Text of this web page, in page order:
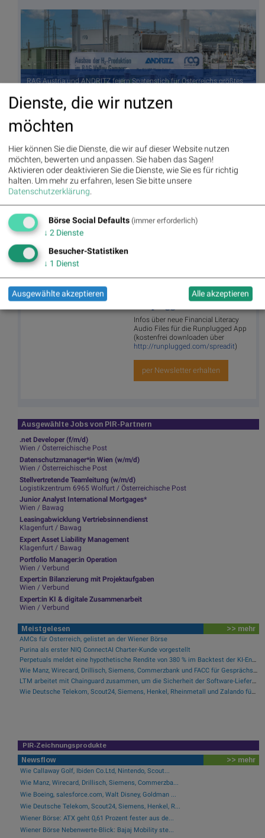
RAG Austria und ANDRITZ feiern Spatenstich für Österreichs größtes
Pelkonen (EVP, Green Hydrogen ANDRITZ AG), Dietmar Heinisser
(Executive Board Member, Environment and Energy ANDRITZ AG),
Joachim Schönbeck (CEO ANDRITZ AG), Markus Mitteregger (CEO
RAG Austria AG), Robert Dick (CFO RAG Austria AG), Stephan Bauer
(Green Gas Technologies RAG Austria AG) Copyright: Karin Lohberger
Photography, (© Aussender)
Autor
Christine
Petzwinkler
Börse Social Network/Magazine
Die Useletter "Morning Xpresso" und
von den gängigen Newslettern ab.
Infos über neue Financial Literacy
Audio Files für die Runplugged App
(kostenfrei downloaden über
http://runplugged.com/spreadit)
per Newsletter erhalten
Ausgewählte Jobs von PIR-Partnern
.net Developer (f/m/d)
Wien / Österreichische Post
Datenschutzmanager*in Wien (w/m/d)
Wien / Österreichische Post
Stellvertretende Teamleitung (w/m/d)
Logistikzentrum 6965 Wolfurt / Österreichische Post
Junior Analyst International Mortgages*
Wien / Bawag
Leasingabwicklung Vertriebsinnendienst
Klagenfurt / Bawag
Expert Asset Liability Management
Klagenfurt / Bawag
Portfolio Manager:in Operation
Wien / Verbund
Expert:in Bilanzierung mit Projektaufgaben
Wien / Verbund
Expert:in KI & digitale Zusammenarbeit
Wien / Verbund
Meistgelesen >> mehr
AMCs für Österreich, gelistet an der Wiener Börse
Purina als erster NIQ ConnectAI Charter-Kunde vorgestellt
Perpetuals meldet eine hypothetische Rendite von 380 % im Backtest der KI-Engine, die die risikofreie Handelsplattform „UpsideOnly“ antreibt
Wie Manz, Wirecard, Drillisch, Siemens, Commerzbank und FACC für Gesprächsstoff sorgten
LTM arbeitet mit Chainguard zusammen, um die Sicherheit der Software-Lieferkette durch BlueVerse™ RightLogic zu stärken
Wie Deutsche Telekom, Scout24, Siemens, Henkel, Rheinmetall und Zalando für Gesprächsstoff im DAX sorgten
PIR-Zeichnungsprodukte
Newsflow >> mehr
Wie Callaway Golf, Ibiden Co.Ltd, Nintendo, Scout...
Wie Manz, Wirecard, Drillisch, Siemens, Commerzba...
Wie Boeing, salesforce.com, Walt Disney, Goldman ...
Wie Deutsche Telekom, Scout24, Siemens, Henkel, R...
Wiener Börse: ATX geht 0,61 Prozent fester aus de...
Wiener Börse Nebenwerte-Blick: Bajaj Mobility ste...
Dienste, die wir nutzen
möchten
Hier können Sie die Dienste, die wir auf dieser Website nutzen
möchten, bewerten und anpassen. Sie haben das Sagen!
Aktivieren oder deaktivieren Sie die Dienste, wie Sie es für richtig
halten. Um mehr zu erfahren, lesen Sie bitte unsere
Datenschutzerklärung.
Börse Social Defaults (immer erforderlich)
↓ 2 Dienste
Besucher-Statistiken
↓ 1 Dienst
Ausgewählte akzeptieren Alle akzeptieren